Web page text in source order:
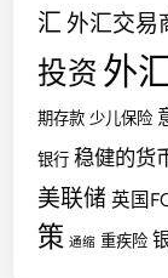
汇 外汇交易
投资 外
期存款 少儿保险
银行 稳健的货
美联储 英国
策 通缩 重疾险